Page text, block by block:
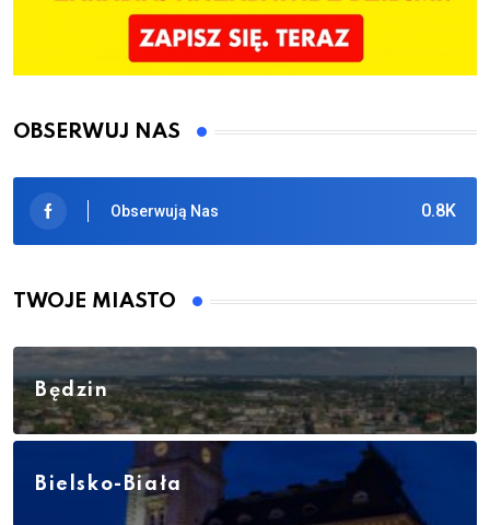
OBSERWUJ NAS
0.8K
Obserwują Nas
TWOJE MIASTO
Będzin
Bielsko-Biała